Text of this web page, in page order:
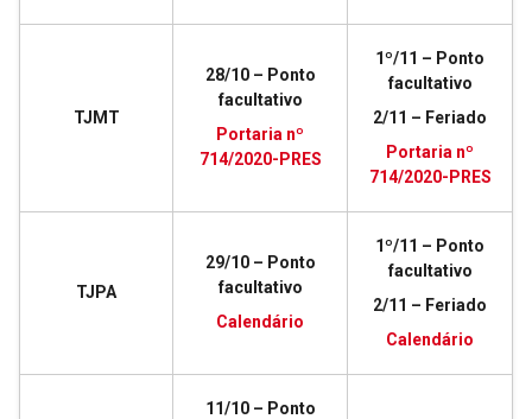
TJMT
28/10 – Ponto
facultativo
Portaria nº
714/2020-PRES
1º/11 – Ponto
facultativo
2/11 – Feriado
Portaria nº
714/2020-PRES
TJPA
29/10 – Ponto
facultativo
Calendário
1º/11 – Ponto
facultativo
2/11 – Feriado
Calendário
11/10 – Ponto